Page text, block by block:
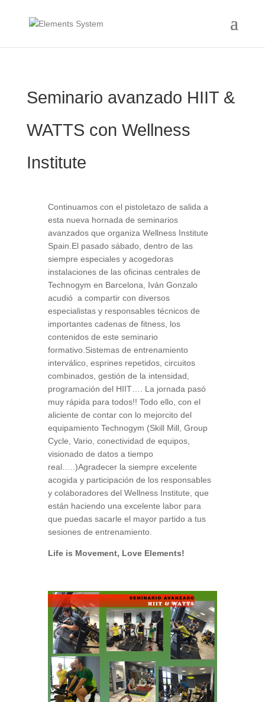
Seminario avanzado HIIT &
WATTS con Wellness
Institute
Continuamos con el pistoletazo de salida a
esta nueva hornada de seminarios
avanzados que organiza Wellness Institute
Spain.El pasado sábado, dentro de las
siempre especiales y acogedoras
instalaciones de las oficinas centrales de
Technogym en Barcelona, Iván Gonzalo
acudió a compartir con diversos
especialistas y responsables técnicos de
importantes cadenas de fitness, los
contenidos de este seminario
formativo.Sistemas de entrenamiento
interválico, esprines repetidos, circuitos
combinados, gestión de la intensidad,
programación del HIIT…. La jornada pasó
muy rápida para todos!! Todo ello, con el
aliciente de contar con lo mejorcito del
equipamiento Technogym (Skill Mill, Group
Cycle, Vario, conectividad de equipos,
visionado de datos a tiempo
real…..)Agradecer la siempre excelente
acogida y participación de los responsables
y colaboradores del Wellness Institute, que
están haciendo una excelente labor para
que puedas sacarle el mayor partido a tus
sesiones de entrenamiento.
Life is Movement, Love Elements!